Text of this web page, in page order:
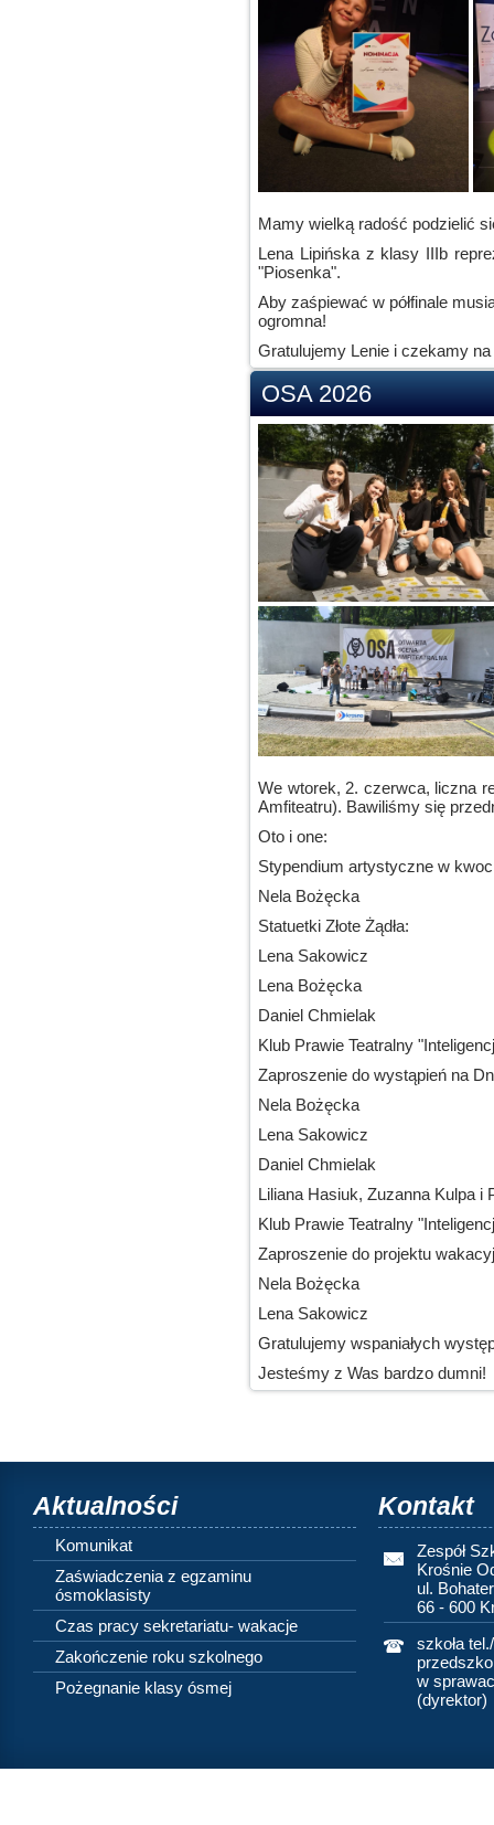
Mamy wielką radość podzielić
Lena Lipińska z klasy IIIb
"Piosenka".
Aby zaśpiewać w półfinale
ogromna!
Gratulujemy Lenie i czekamy
OSA 2026
We wtorek, 2. czerwca, liczna
Amfiteatru). Bawiliśmy się
Oto i one:
Stypendium artystyczne w
Nela Bożęcka
Statuetki Złote Żądła:
Lena Sakowicz
Lena Bożęcka
Daniel Chmielak
Klub Prawie Teatralny
Zaproszenie do wystąpień na
Nela Bożęcka
Lena Sakowicz
Daniel Chmielak
Liliana Hasiuk, Zuzanna Kulpa i
Klub Prawie Teatralny
Zaproszenie do projektu
Nela Bożęcka
Lena Sakowicz
Gratulujemy wspaniałych
Jesteśmy z Was bardzo dumni!
Aktualności
Komunikat
Zaświadczenia z egzaminu
ósmoklasisty
Czas pracy sekretariatu- wakacje
Zakończenie roku szkolnego
Pożegnanie klasy ósmej
Kontakt
Zespół
Krośnie
ul.
66 - 600
szkoła
w
(dyrektor)